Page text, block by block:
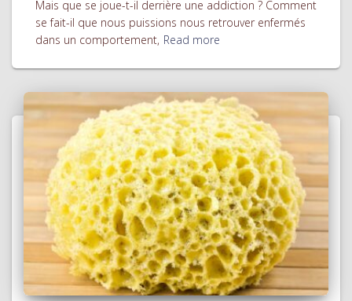
Mais que se joue-t-il derrière une addiction ? Comment
se fait-il que nous puissions nous retrouver enfermés
dans un comportement, Read more